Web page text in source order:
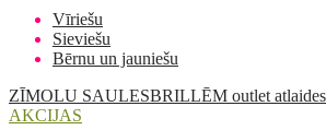
Vīriešu
Sieviešu
Bērnu un jauniešu
ZĪMOLU SAULESBRILLĒM outlet
AKCIJAS